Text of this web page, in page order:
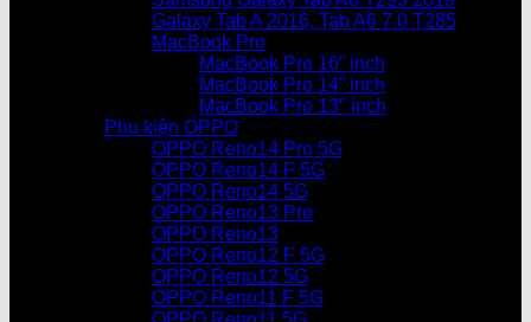
Galaxy Tab A 2016, Tab A6 7.0 T285
MacBook Pro
MacBook Pro 16” inch
MacBook Pro 14” inch
MacBook Pro 13″ inch
Phụ kiện OPPO
OPPO Reno14 Pro 5G
OPPO Reno14 F 5G
OPPO Reno14 5G
OPPO Reno13 Pro
OPPO Reno13
OPPO Reno12 F 5G
OPPO Reno12 5G
OPPO Reno11 F 5G